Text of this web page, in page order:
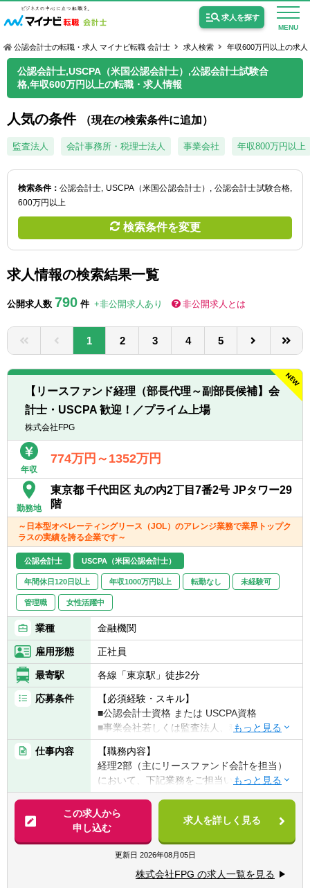
MENU
求人を探す
公認会計士試験合格向けの求人
ご利用ガイド
非公開求人とは？
サービス紹介
求人情報
公認会計士の転職・求人 マイナビ転職 会計士 求人検索 年収600万円以上の求人
公認会計士,USCPA（米国公認会計士）,公認会計士試験合
格,年収600万円以上の転職・求人情報
人気の条件 （現在の検索条件に追加）
監査法人 会計事務所・税理士法人 事業会社 年収800万円以上
検索条件： 公認会計士 USCPA（米国公認会計士）
公認会計士試験合格
600万円以上
検索条件を変更
求人情報の検索結果一覧
公開求人数 790 件 +非公開求人あり 非公開求人とは
1 2 3 4 5
【リースファンド経理（部長代理～副部長候補】会
計士・USCPA 歓迎！／プライム上場
株式会社FPG
年収
774万円～1352万円
勤務地
東京都 千代田区 丸の内2丁目7番2号 JPタワー29
階
～日本型オペレーティングリース（JOL）のアレンジ業務で業界トップク
ラスの実績を誇る企業です～
公認会計士 USCPA（米国公認会計士）
年間休日120日以上 年収1000万円以上 転勤なし 未経験可
管理職 女性活躍中
業種 金融機関
雇用形態 正社員
最寄駅 各線「東京駅」徒歩2分
応募条件
【必須経験・スキル】
■公認会計士資格 または USCPA資格
■事業会社若しくは監査法人、税理士法人、
会計事務所等での経理実務経験（10年以上）
■法人税・消費税等に関する税金計算実務経
験
■チームの成長を導くマネジメント・リーダ
ーシップ経験
【歓迎経験・スキル】
■税務申告書作成やＳＰＣ会計の業務経験
■業務・事務処理に関してシステム導入やツ
ール活用による業務効率化等を実現した経験
仕事内容
【職務内容】
経理2部（主にリースファンド会計を担当）
において、下記業務をご担当いただきます。
【具体的には】
■本型オペレーティング・リースの特別目的
会社（SPC）に関する実務（経理処理のみな
らず、会社設立から投資家への報告書作成、
税務申告に至るまで）
■チームメンバーの指導・育成、業務の進捗
この求人から
申し込む
求人を詳しく見る
更新日 2026年08月05日
株式会社FPG の求人一覧を見る